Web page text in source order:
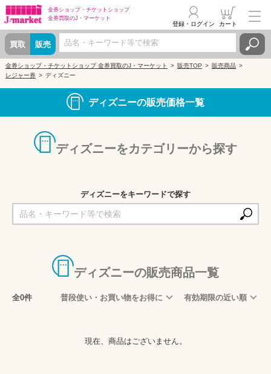
金券ショップ・ チケットショップ
金券買取のJ・マーケット
買取 販売
登録・ログイン カート
金券ショップ・チケットショップ 金券買取のJ・マーケット 販売TOP
販売商品
レジャー券
ディズニー
ディズニーの販売価格一覧
ディズニーをカテゴリーから探す
ディズニーをキーワードで探す
ディズニーの販売商品一覧
全0件 普段使い・お買い物をお得に 有効期限の近い順
現在、商品はございません。